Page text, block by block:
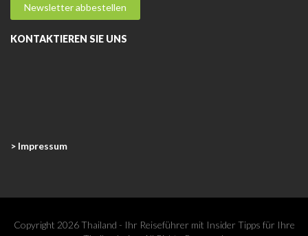
KONTAKTIEREN SIE UNS
> Impressum
Copyright 2026 Thailand - Ihr Reiseführer mit Insider Tipps für Ihre